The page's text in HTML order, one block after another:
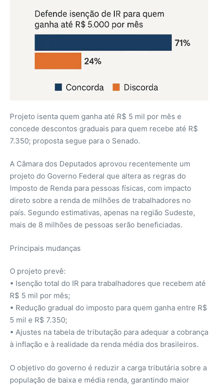
Projeto isenta quem ganha até R$ 5 mil por mês e
concede descontos graduais para quem recebe até R$
7.350; proposta segue para o Senado.
A Câmara dos Deputados aprovou recentemente um
projeto do Governo Federal que altera as regras do
Imposto de Renda para pessoas físicas, com impacto
direto sobre a renda de milhões de trabalhadores no
país. Segundo estimativas, apenas na região Sudeste,
mais de 8 milhões de pessoas serão beneficiadas.
Principais mudanças
O projeto prevê:
• Isenção total do IR para trabalhadores que recebem até
R$ 5 mil por mês;
• Redução gradual do imposto para quem ganha entre R$
5 mil e R$ 7.350;
• Ajustes na tabela de tributação para adequar a cobrança
à inflação e à realidade da renda média dos brasileiros.
O objetivo do governo é reduzir a carga tributária sobre a
população de baixa e média renda, garantindo maior